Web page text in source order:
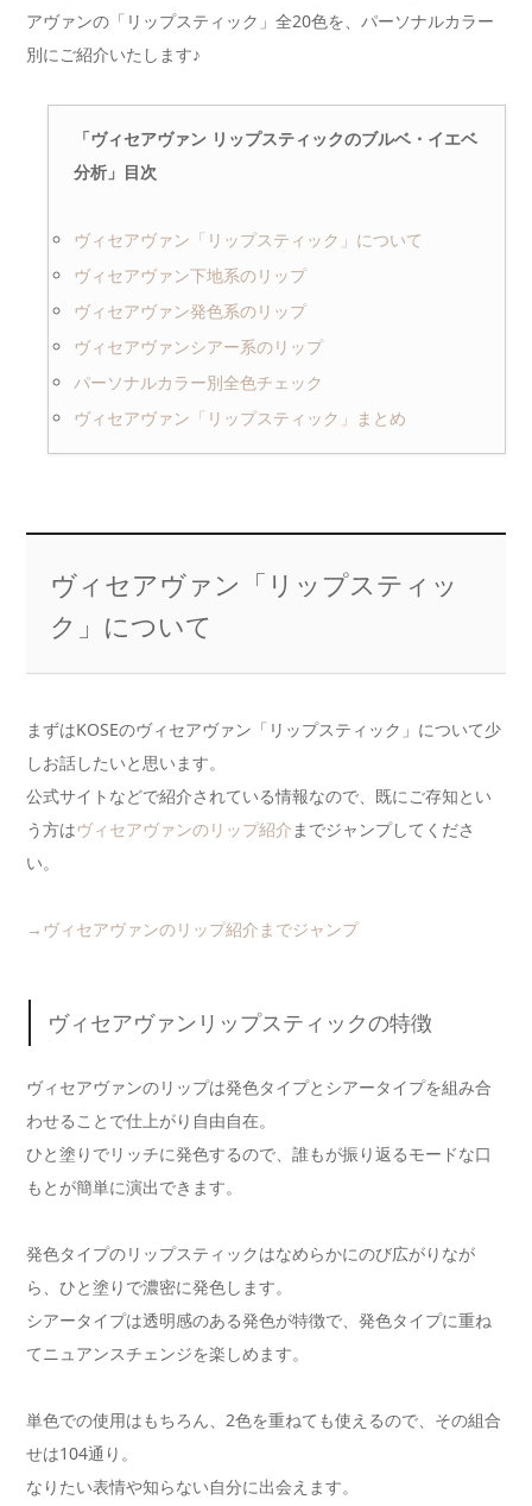
アヴァンの「リップスティック」全20色を、パーソナルカラー
別にご紹介いたします♪
「ヴィセアヴァン リップスティックのブルベ・イエベ
分析」目次
ヴィセアヴァン「リップスティック」について
ヴィセアヴァン下地系のリップ
ヴィセアヴァン発色系のリップ
ヴィセアヴァンシアー系のリップ
パーソナルカラー別全色チェック
ヴィセアヴァン「リップスティック」まとめ
ヴィセアヴァン「リップスティッ
ク」について
まずはKOSEのヴィセアヴァン「リップスティック」について少
しお話したいと思います。
公式サイトなどで紹介されている情報なので、既にご存知とい
う方はヴィセアヴァンのリップ紹介 までジャンプしてくださ
い。
→ヴィセアヴァンのリップ紹介までジャンプ
ヴィセアヴァンリップスティックの特徴
ヴィセアヴァンのリップは発色タイプとシアータイプを組み合
わせることで仕上がり自由自在。
ひと塗りでリッチに発色するので、誰もが振り返るモードな口
もとが簡単に演出できます。
発色タイプのリップスティックはなめらかにのび広がりなが
ら、ひと塗りで濃密に発色します。
シアータイプは透明感のある発色が特徴で、発色タイプに重ね
てニュアンスチェンジを楽しめます。
単色での使用はもちろん、2色を重ねても使えるので、その組合
せは104通り。
なりたい表情や知らない自分に出会えます。